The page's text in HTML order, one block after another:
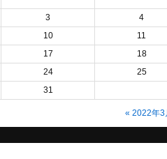
3 4
10 11
17 18
24 25
31
« 2022年3